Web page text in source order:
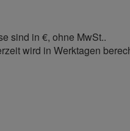
sind in €, ohne MwSt..
wird in Werktagen